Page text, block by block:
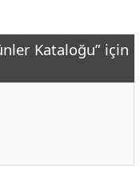
Kataloğu” için